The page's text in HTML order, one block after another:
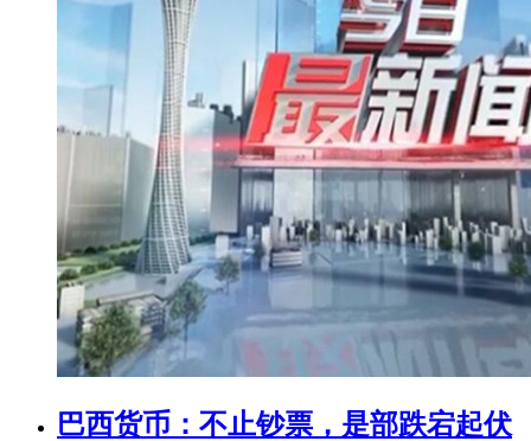
巴西货币：不止钞票，是部跌宕起伏